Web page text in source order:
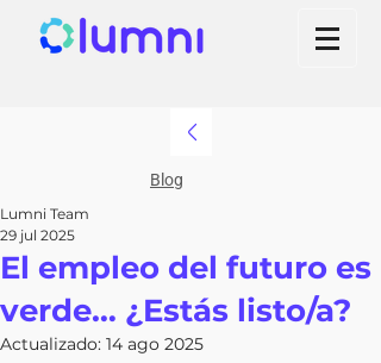
Blog
El empleo del futuro es
verde… ¿Estás listo/a?
Lumni Team
29 jul 2025
Actualizado: 14 ago 2025